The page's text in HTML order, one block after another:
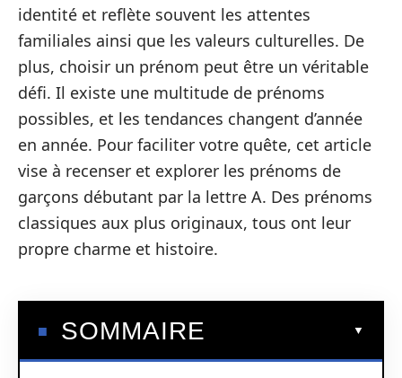
identité et reflète souvent les attentes
familiales ainsi que les valeurs culturelles. De
plus, choisir un prénom peut être un véritable
défi. Il existe une multitude de prénoms
possibles, et les tendances changent d’année
en année. Pour faciliter votre quête, cet article
vise à recenser et explorer les prénoms de
garçons débutant par la lettre A. Des prénoms
classiques aux plus originaux, tous ont leur
propre charme et histoire.
SOMMAIRE